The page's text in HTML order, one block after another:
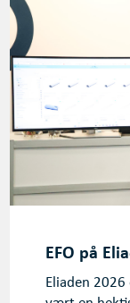
EFO på
Eliaden